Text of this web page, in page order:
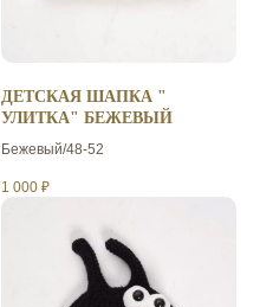
ДЕТСКАЯ ШАПКА "
УЛИТКА" БЕЖЕВЫЙ
Бежевый/48-52
1 000 ₽